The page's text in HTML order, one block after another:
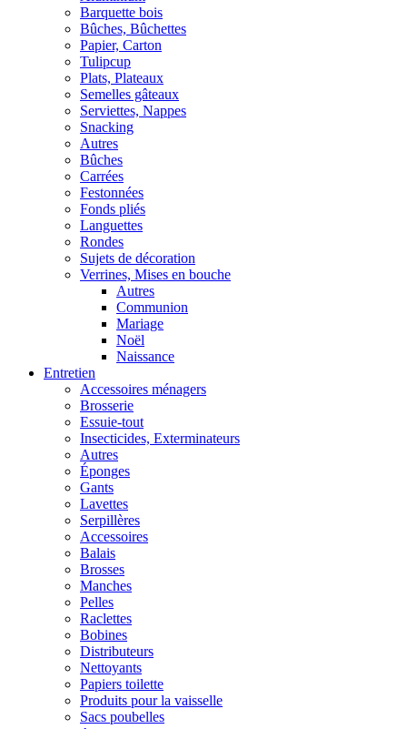
Barquette bois
Bûches, Bûchettes
Papier, Carton
Tulipcup
Plats, Plateaux
Semelles gâteaux
Serviettes, Nappes
Snacking
Autres
Bûches
Carrées
Festonnées
Fonds pliés
Languettes
Rondes
Sujets de décoration
Verrines, Mises en bouche
Autres
Communion
Mariage
Noël
Naissance
Entretien
Accessoires ménagers
Brosserie
Essuie-tout
Insecticides, Exterminateurs
Autres
Éponges
Gants
Lavettes
Serpillères
Accessoires
Balais
Brosses
Manches
Pelles
Raclettes
Bobines
Distributeurs
Nettoyants
Papiers toilette
Produits pour la vaisselle
Sacs poubelles